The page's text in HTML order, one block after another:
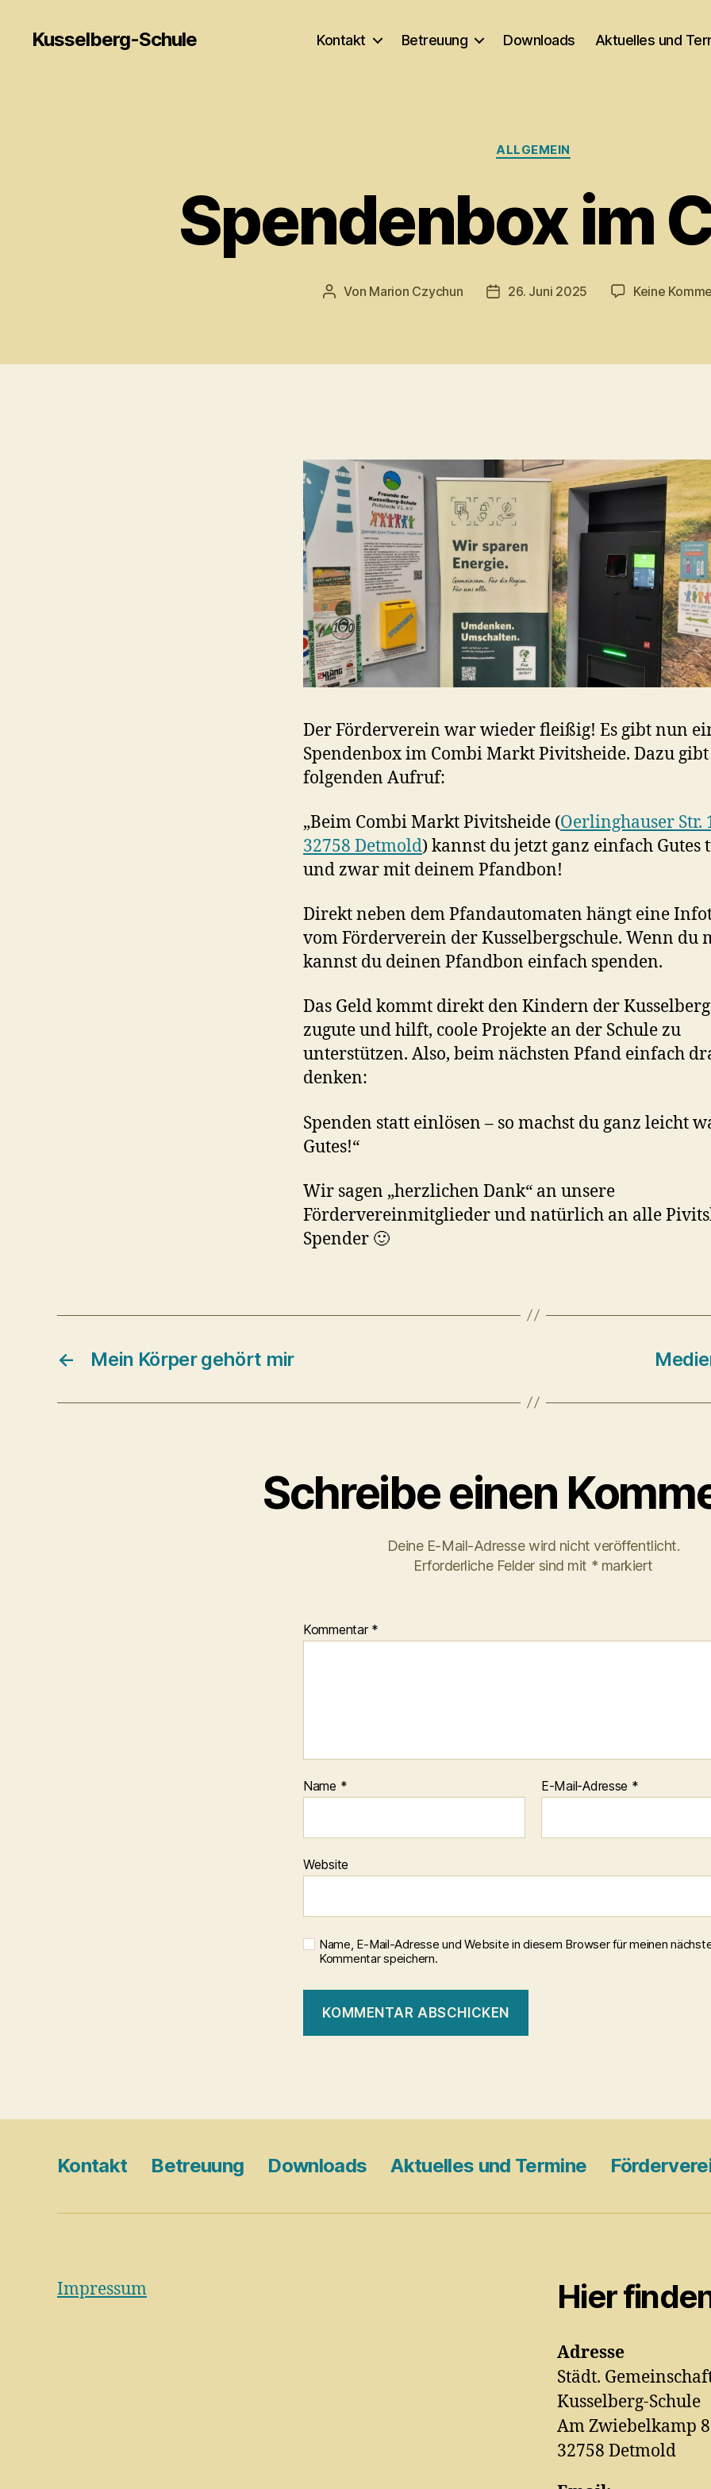
Kusselberg-Schule Kontakt Betreuung Downloads Aktuelles und
Kategorien
ALLGEMEIN
Spendenbox im
Beitragsautor
Von Marion Czychun Veröffentlichungsdatum
26. Juni 2025 Keine
Der Förderverein war wieder fleißig! Es gibt nun
Spendenbox im Combi Markt Pivitsheide. Dazu gibt
folgenden Aufruf:
„Beim Combi Markt Pivitsheide (Oerlinghauser Str.
32758 Detmold) kannst du jetzt ganz einfach Gutes
und zwar mit deinem Pfandbon!
Direkt neben dem Pfandautomaten hängt eine
vom Förderverein der Kusselbergschule. Wenn du
kannst du deinen Pfandbon einfach spenden.
Das Geld kommt direkt den Kindern der
zugute und hilft, coole Projekte an der Schule zu
unterstützen. Also, beim nächsten Pfand einfach
denken:
Spenden statt einlösen – so machst du ganz leicht
Gutes!“
Wir sagen „herzlichen Dank“ an unsere
Fördervereinmitglieder und natürlich an alle
Spender 🙂
← Mein Körper gehört mir
Schreibe einen
Deine E-Mail-Adresse wird nicht veröffentlicht.
Erforderliche Felder sind mit *markiert
Kommentar *
Name * E-Mail-Adresse *
Website
Name, E-Mail-Adresse und Website in diesem Browser für meinen
Kommentar speichern.
Kontakt Betreuung Downloads Aktuelles und Termine
Impressum Hier
Adresse
Städt.
Kusselberg-Schule
Am Zwiebelkamp 8
32758 Detmold